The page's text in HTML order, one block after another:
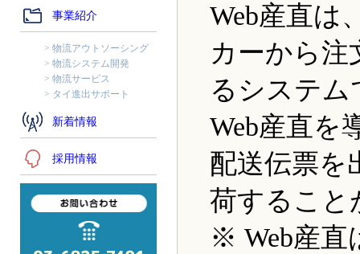
事業紹介
物流アウトソーシング
物流システム開発
物流サービス
タイ進出サポート
新着情報
採用情報
Web産直は
カーから注
るシステム
Web産直を
配送伝票を
荷すること
※ Web産直